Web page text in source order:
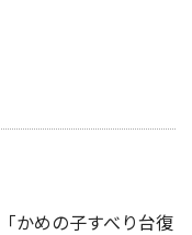
かめの子すべり台復